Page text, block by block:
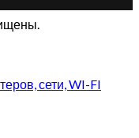
сети, WI-FI